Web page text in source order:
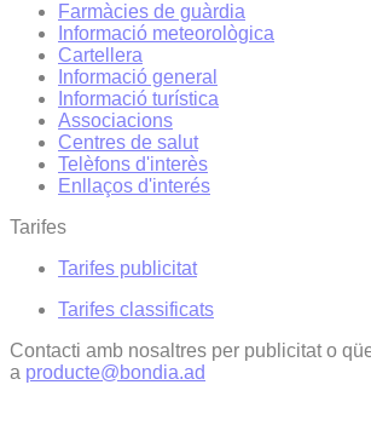
Farmàcies de guàrdia
Informació meteorològica
Cartellera
Informació general
Informació turística
Associacions
Centres de salut
Telèfons d'interès
Enllaços d'interés
Tarifes
Tarifes publicitat
Tarifes classificats
Contacti amb nosaltres per publicitat o
a producte@bondia.ad